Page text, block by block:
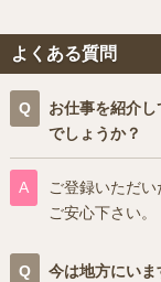
よくある質問
お仕事を紹介
でしょうか？
ご登録いただい
ご安心下さい。
今は地方にいま